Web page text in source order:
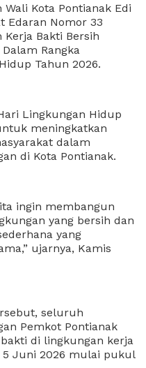
Kota Pontianak Edi
Edaran Nomor 33
Kerja Bakti Bersih
Rangka
Tahun 2026.
Lingkungan Hidup
meningkatkan
dalam
di Kota Pontianak.
ingin membangun
yang bersih dan
yang
ujarnya, Kamis
seluruh
Pemkot Pontianak
di lingkungan kerja
Juni 2026 mulai pukul